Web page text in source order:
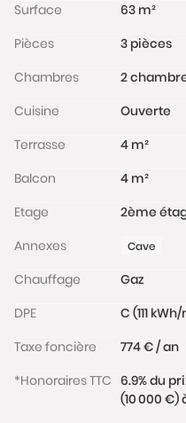
Surface
63 m²
Pièces
3 pièces
Chambres
2
Cuisine
Ouverte
Terrasse
4 m²
Balcon
4 m²
Etage
2ème
Annexes
Cave
Chauffage
Gaz
DPE
C (111
Taxe foncière
774 € / an
*Honoraires TTC 6.9% du
(10 000